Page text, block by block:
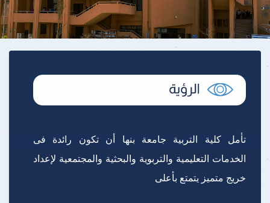
تأمل كلية التربية جامعة بنها أن تكون رائدة فى
الخدمات التعليمية والتربوية والبحثية والمجتمعية لإعداد
خريج متميز يتمتع بأعلى